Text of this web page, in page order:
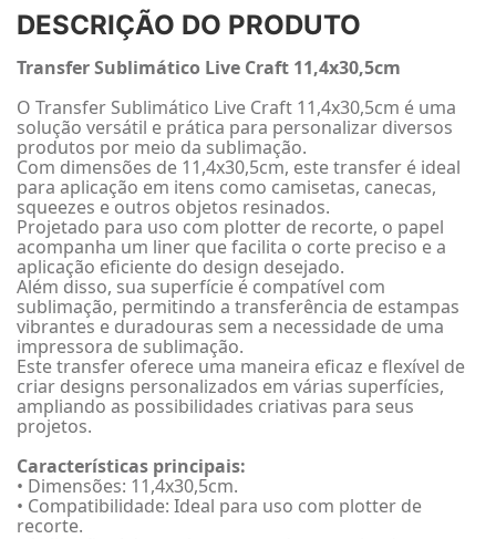
DESCRIÇÃO DO PRODUTO
Transfer Sublimático Live Craft 11,4x30,5cm
O Transfer Sublimático Live Craft 11,4x30,5cm é uma
solução versátil e prática para personalizar diversos
produtos por meio da sublimação.
Com dimensões de 11,4x30,5cm, este transfer é ideal
para aplicação em itens como camisetas, canecas,
squeezes e outros objetos resinados.
Projetado para uso com plotter de recorte, o papel
acompanha um liner que facilita o corte preciso e a
aplicação eficiente do design desejado.
Além disso, sua superfície é compatível com
sublimação, permitindo a transferência de estampas
vibrantes e duradouras sem a necessidade de uma
impressora de sublimação.
Este transfer oferece uma maneira eficaz e flexível de
criar designs personalizados em várias superfícies,
ampliando as possibilidades criativas para seus
projetos.
Características principais:
• Dimensões: 11,4x30,5cm.
• Compatibilidade: Ideal para uso com plotter de
recorte.